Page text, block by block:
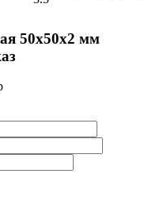
50x50x2 мм